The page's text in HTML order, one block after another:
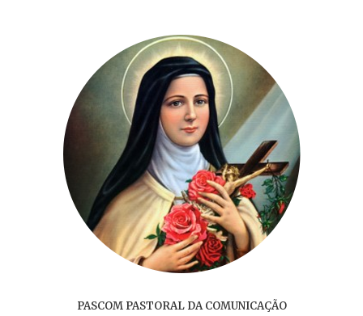
PASCOM PASTORAL DA COMUNICAÇÃO